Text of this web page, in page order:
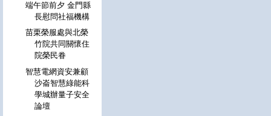
端午節前夕 金門縣
長慰問社福機構
苗栗榮服處與北榮
竹院共同關懷住
院榮民眷
智慧電網資安兼顧
沙崙智慧綠能科
學城辦量子安全
論壇